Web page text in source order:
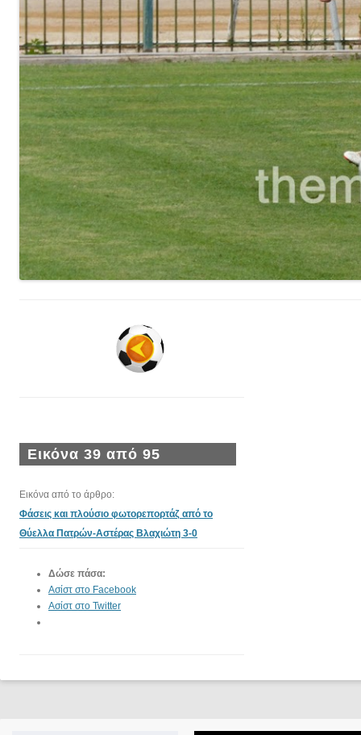
Εικόνα 39 από 95
Εικόνα από το άρθρο:
Φάσεις και πλούσιο φωτορεπορτάζ από το
Θύελλα Πατρών-Αστέρας Βλαχιώτη 3-0
Δώσε πάσα:
Ασίστ στο Facebook
Ασίστ στο Twitter